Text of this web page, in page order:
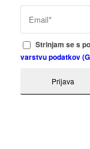
Strinjam se s
varstvu podatkov